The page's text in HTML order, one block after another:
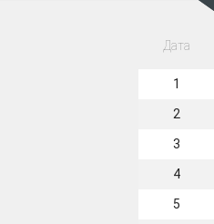
Дата
1
2
3
4
5